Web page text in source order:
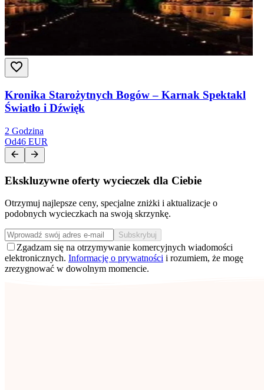
Kronika Starożytnych Bogów – Karnak Spektakl
Światło i Dźwięk
2 Godzina
Od46 EUR
Ekskluzywne oferty wycieczek dla Ciebie
Otrzymuj najlepsze ceny, specjalne zniżki i aktualizacje o
podobnych wycieczkach na swoją skrzynkę.
Subskrybuj
Zgadzam się na otrzymywanie komercyjnych wiadomości
elektronicznych. Informację o prywatności i rozumiem, że mogę
zrezygnować w dowolnym momencie.